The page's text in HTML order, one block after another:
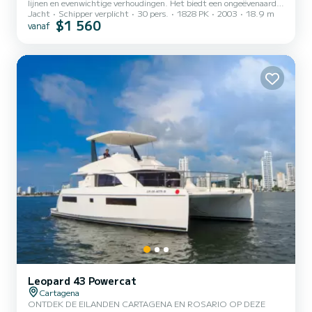
lijnen en evenwichtige verhoudingen. Het biedt een ongeëvenaarde
zeilervaring, benadrukt door zijn ruime flybridge op het bovendek,
die panoramisch uitzicht biedt op de zee horizon. Het vaartuig
meer personen zijn, moeten er extra passagiers worden
toegevoegd. Volledige dagtour: van 9:00 uur tot 17:00 uur (...
Jacht Schipper verplicht 30 pers. 1828 PK 2003 18.9 m
vanaf $1 560
Leopard 43 Powercat
Cartagena
ONTDEK DE EILANDEN CARTAGENA EN ROSARIO OP DEZE